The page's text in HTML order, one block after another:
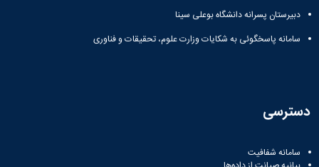
دبیرستان پسرانه دانشگاه بوعلی سینا
سامانه پاسخگوئی به شکایات وزارت علوم، تحقیقات و فناوری
دسترسی
سامانه شفافیت